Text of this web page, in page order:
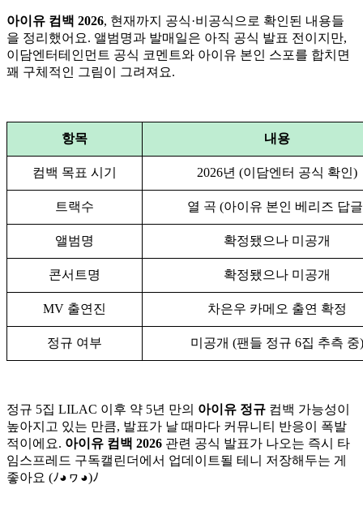
아이유 컴백 2026, 현재까지 공식·비공식으로 확인된 내용들
을 정리했어요. 앨범명과 발매일은 아직 공식 발표 전이지만,
이담엔터테인먼트 공식 코멘트와 아이유 본인 스포를 합치면
꽤 구체적인 그림이 그려져요.
항목 내용
컴백 목표 시기 2026년 (이담엔터 공식 확인)
트랙수 열 곡 (아이유 본인 베리즈 답
앨범명 확정됐으나 미공개
콘서트명 확정됐으나 미공개
MV 출연진 차은우 카메오 출연 확정
정규 여부 미공개 (팬들 정규 6집 추측 중)
정규 5집 LILAC 이후 약 5년 만의 아이유 정규 컴백 가능성이
높아지고 있는 만큼, 발표가 날 때마다 커뮤니티 반응이 폭발
적이에요. 아이유 컴백 2026 관련 공식 발표가 나오는 즉시 타
임스프레드 구독캘린더에서 업데이트될 테니 저장해두는 게
좋아요 (ﾉ◕ヮ◕)ﾉ